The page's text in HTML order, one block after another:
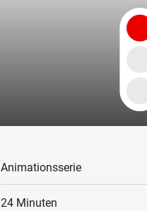
Animationsserie
24 Minuten